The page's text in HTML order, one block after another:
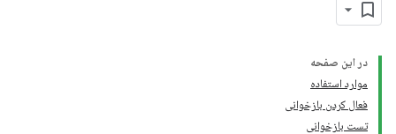
در این صفحه
موارد استفاده
فعال کردن بازخوانی
تست بازخوانی